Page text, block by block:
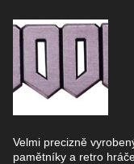
Velmi precizně
pamětníky a retro